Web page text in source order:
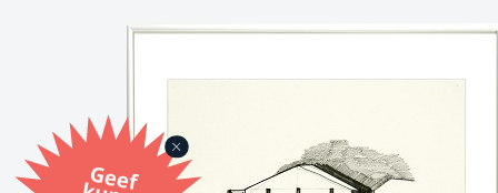
G
eef
u
n
st
a
d
o
m
et
e SB
K
u
n
stb
o
n